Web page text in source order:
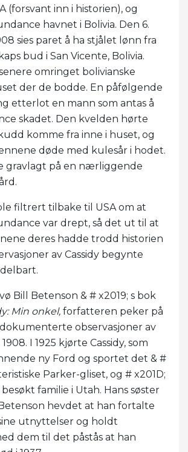
(forsvant inn i historien), og
havnet i Bolivia. Den 6.
sies paret å ha stjålet lønn fra
bud i San Vicente, Bolivia.
omringet bolivianske
der de bodde. En påfølgende
etterlot en mann som antas å
skadet. Den kvelden hørte
komme fra inne i huset, og
døde med kulesår i hodet.
gravlagt på en nærliggende
filtrert tilbake til USA om at
var drept, så det ut til at
deres hadde trodd historien
av Cassidy begynte
Bill Betenson & # x2019; s bok
Min onkel, forfatteren peker på
observasjoner av
I 1925 kjørte Cassidy, som
ny Ford og sportet det & #
Parker-gliset, og # x201D;
familie i Utah. Hans søster
hevdet at han fortalte
utnyttelser og holdt
dem til det påstås at han